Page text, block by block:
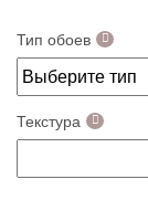
Тип обоев
Текстура